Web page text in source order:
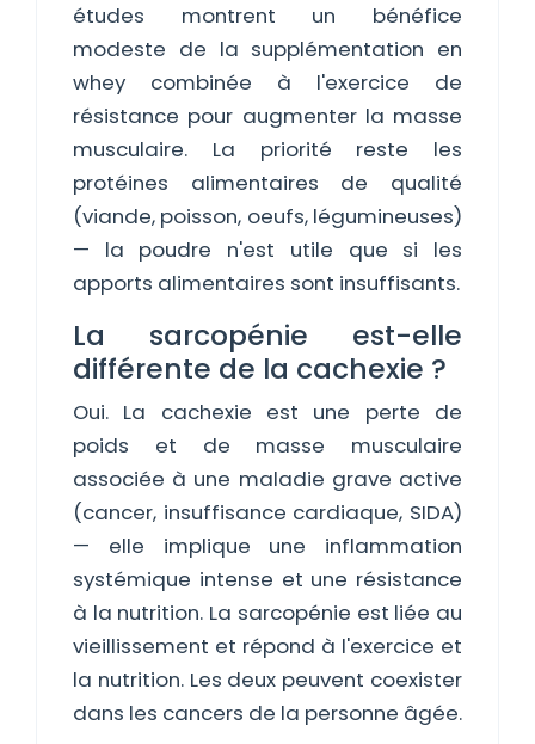
études montrent un bénéfice
modeste de la supplémentation en
whey combinée à l'exercice de
résistance pour augmenter la masse
musculaire. La priorité reste les
protéines alimentaires de qualité
(viande, poisson, oeufs, légumineuses)
— la poudre n'est utile que si les
apports alimentaires sont insuffisants.
La sarcopénie est-elle
différente de la cachexie ?
Oui. La cachexie est une perte de
poids et de masse musculaire
associée à une maladie grave active
(cancer, insuffisance cardiaque, SIDA)
— elle implique une inflammation
systémique intense et une résistance
à la nutrition. La sarcopénie est liée au
vieillissement et répond à l'exercice et
la nutrition. Les deux peuvent coexister
dans les cancers de la personne âgée.